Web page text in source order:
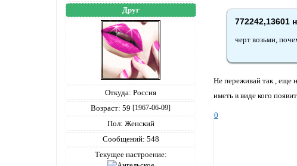
Друг
Откуда: Россия
Возраст: 59 [1967-06-09]
Пол: Женский
Сообщений: 548
Текущее настроение:
772242,13601
черт возьми,
Не переживай так , еще
иметь в виде кого
0